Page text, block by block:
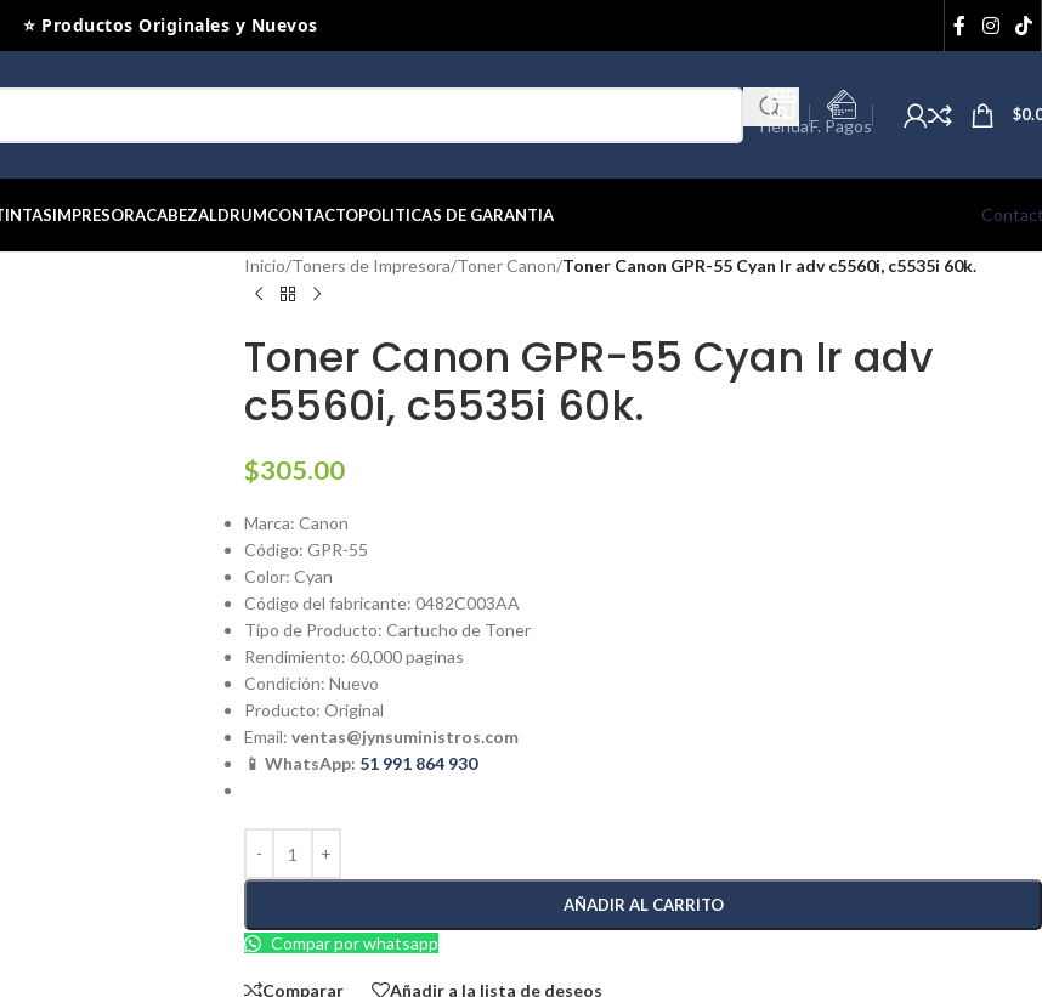
⭐ Productos Originales y Nuevos
TiendaF. Pagos
$
IMPRESORACABEZALDRUMCONTACTOPOLITICAS DE GARANTIA
Inicio/Toners de Impresora/Toner Canon/Toner Canon GPR-55 Cyan Ir adv c5560i, c5535i 60k.
Toner Canon GPR-55 Cyan Ir adv
c5560i, c5535i 60k.
$305.00
Marca: Canon
Código: GPR-55
Color: Cyan
Código del fabricante: 0482C003AA
Tipo de Producto: Cartucho de Toner
Rendimiento: 60,000 paginas
Condición: Nuevo
Producto: Original
Email: ventas@jynsuministros.com
📱 WhatsApp: 51 991 864 930
AÑADIR AL CARRITO
Compar por whatsapp
Comparar Añadir a la lista de deseos